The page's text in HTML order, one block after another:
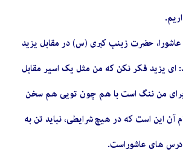
عاشورا، حضرت زینب کبری (س) در مقابل یزید
ای یزید فکر نکن که من مثل یک اسیر مقابل
برای من ننگ است با هم چون تویی هم سخن
آن این است که در هیچ شرایطی، نباید تن به
درس های عاشوراست.